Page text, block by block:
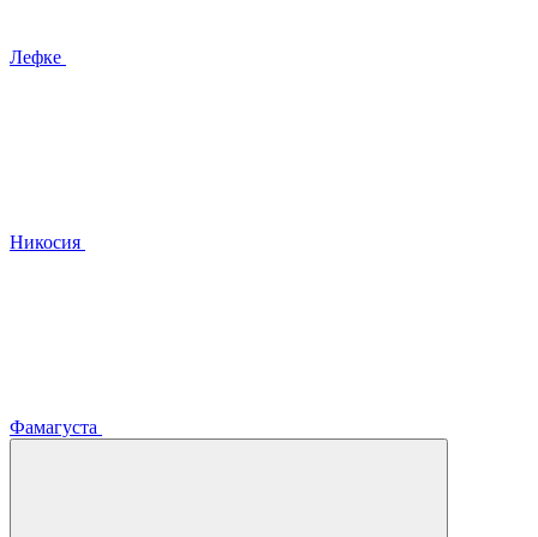
Лефке
Никосия
Фамагуста